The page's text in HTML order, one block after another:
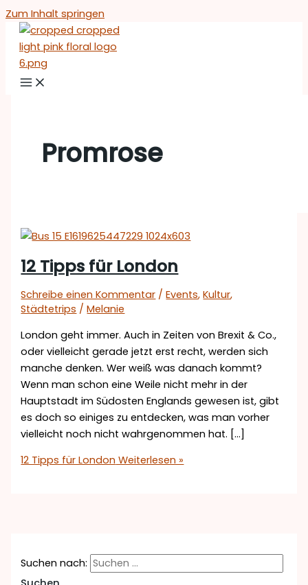
Zum Inhalt springen
Promrose
12 Tipps für London
Schreibe einen Kommentar /Events,Kultur,
Städtetrips /Melanie
London geht immer. Auch in Zeiten von Brexit & Co.,
oder vielleicht gerade jetzt erst recht, werden sich
manche denken. Wer weiß was danach kommt?
Wenn man schon eine Weile nicht mehr in der
Hauptstadt im Südosten Englands gewesen ist, gibt
es doch so einiges zu entdecken, was man vorher
vielleicht noch nicht wahrgenommen hat. […]
12 Tipps für London Weiterlesen »
Suchen nach: